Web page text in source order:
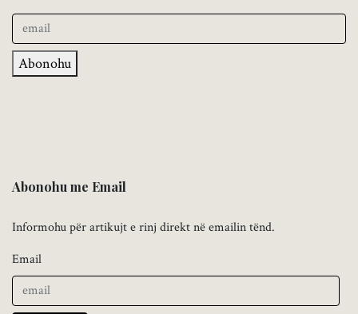
Abonohu
Abonohu me Email
Informohu për artikujt e rinj direkt në emailin tënd.
Email